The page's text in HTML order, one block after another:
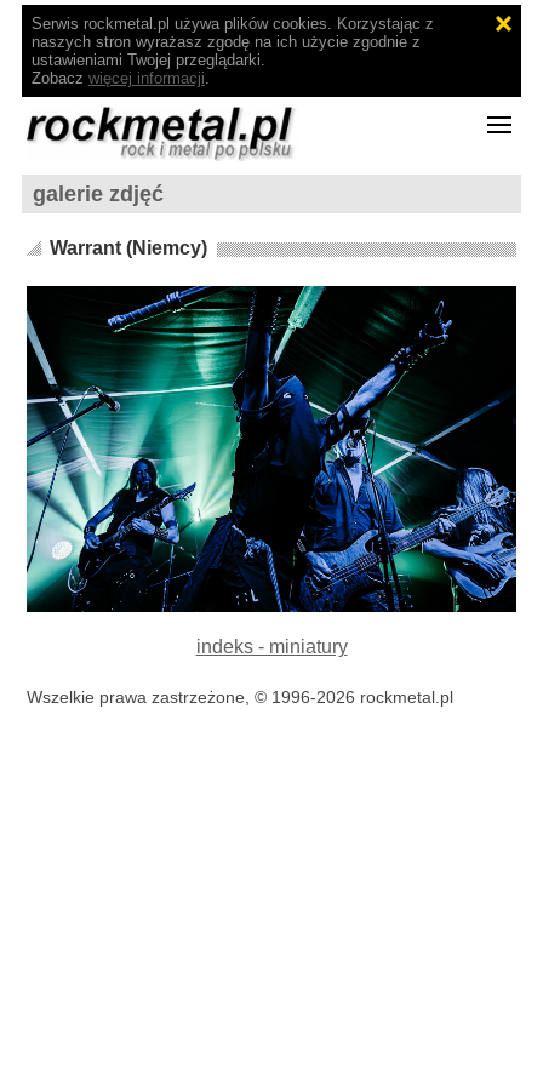
Serwis rockmetal.pl używa plików cookies. Korzystając z
naszych stron wyrażasz zgodę na ich użycie zgodnie z
ustawieniami Twojej przeglądarki.
Zobacz więcej informacji.
galerie zdjęć
Warrant (Niemcy)
indeks - miniatury
Wszelkie prawa zastrzeżone, © 1996-2026 rockmetal.pl